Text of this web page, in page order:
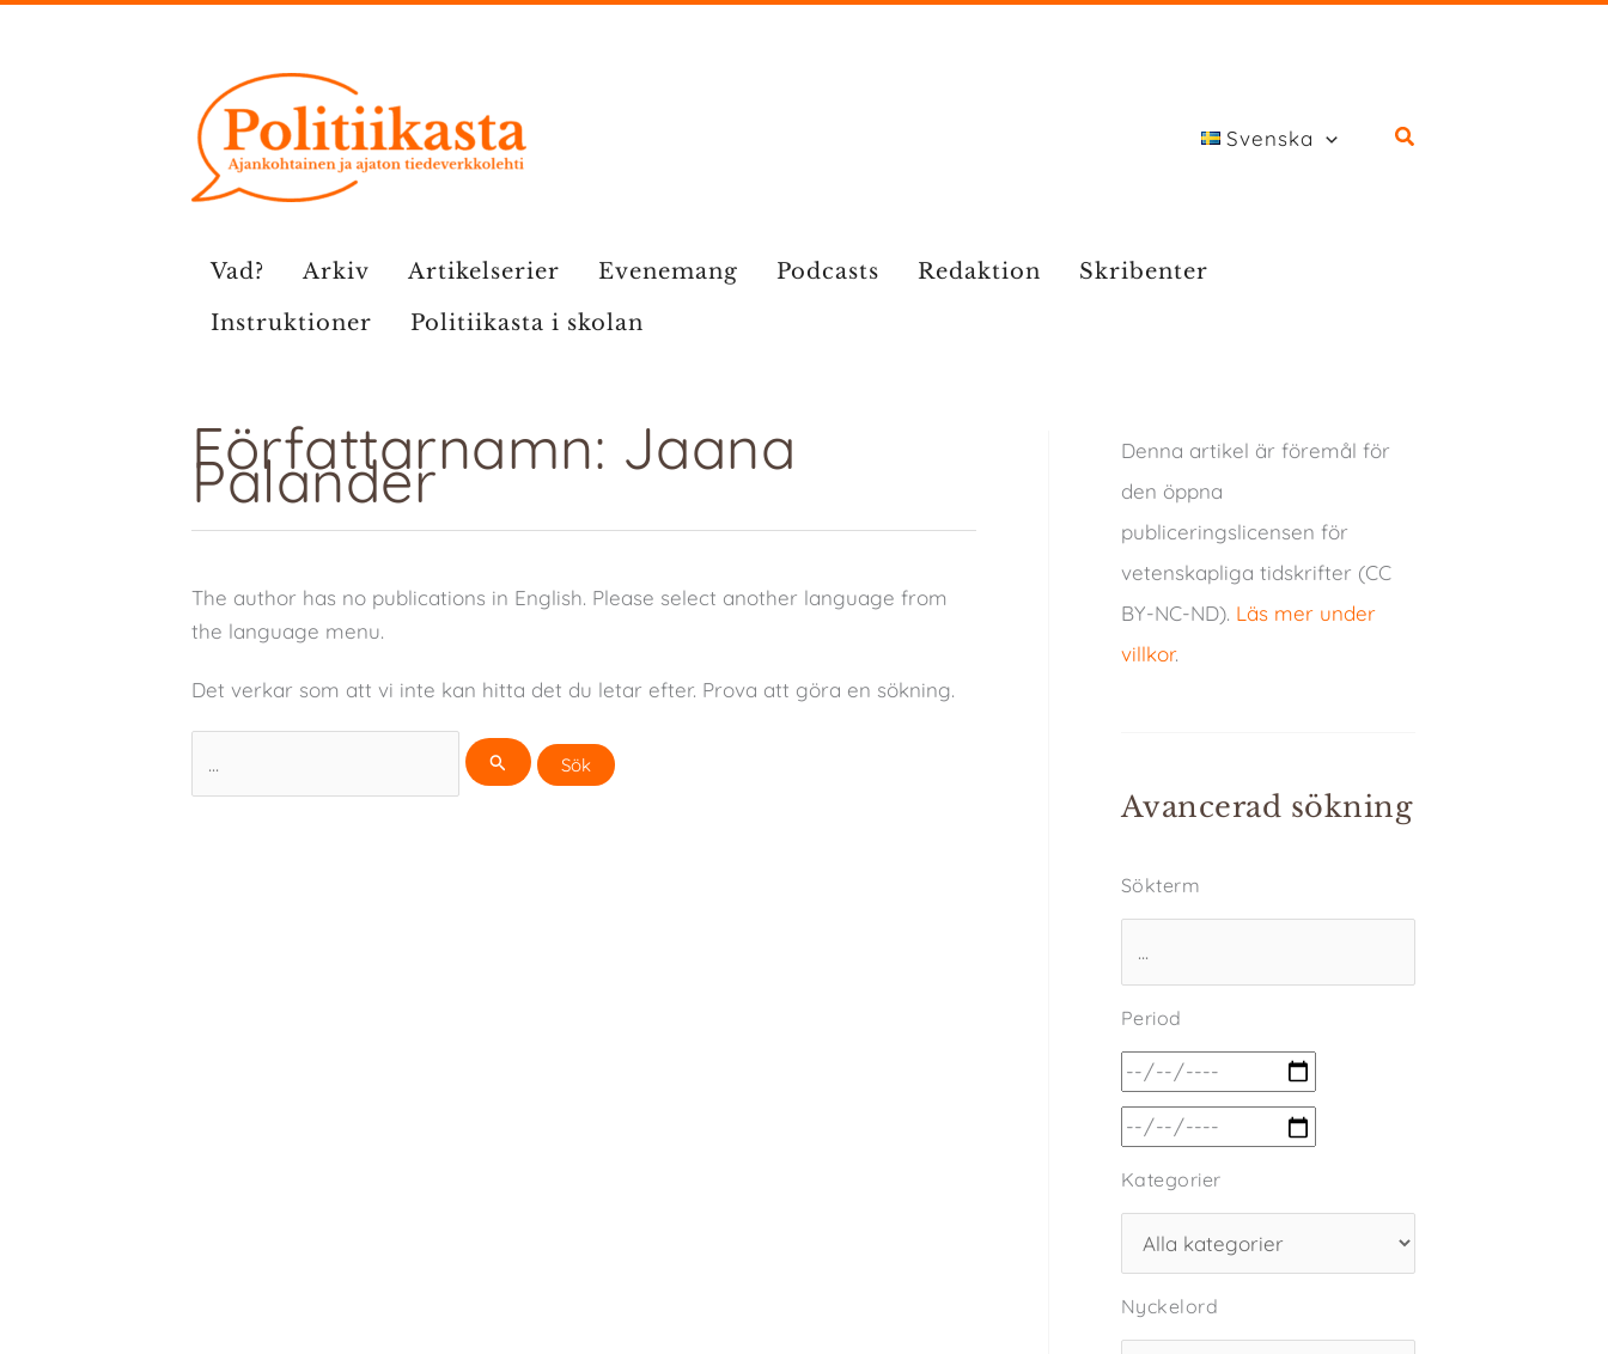
Svenska
Vad? Arkiv Artikelserier Evenemang Podcasts Redaktion
Skribenter
Instruktioner
Politiikasta i skolan
Författarnamn: Jaana
Palander
The author has no publications in English. Please select another language from
the language menu.
Det verkar som att vi inte kan hitta det du letar efter. Prova att göra en sökning.
efter:
Denna artikel är föremål för
den öppna
publiceringslicensen för
vetenskapliga tidskrifter (CC
BY-NC-ND). Läs mer under
villkor.
Avancerad sökning
Sökterm
Period
Kategorier
Nyckelord